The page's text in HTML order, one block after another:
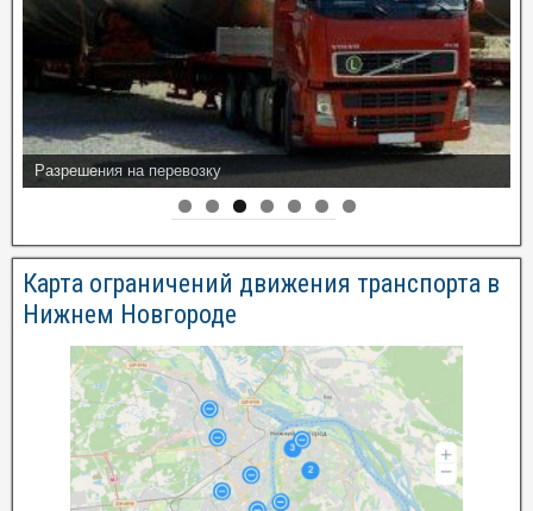
Разрешения на перевозку
Карта ограничений движения транспорта в
Нижнем Новгороде